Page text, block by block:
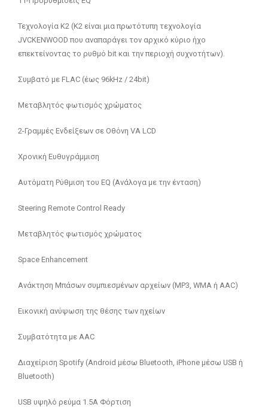
Τεχνολογία K2 (K2 είναι μια πρωτότυπη τεχνολογία
JVCKENWOOD που αναπαράγει τον αρχικό κύριο ήχο
επεκτείνοντας το ρυθμό bit και την περιοχή συχνοτήτων).
Συμβατό με FLAC (έως 96kHz / 24bit)
Μεταβλητός φωτισμός χρώματος
2-Γραμμές Ενδείξεων σε Οθόνη VA LCD
Χρονική Ευθυγράμμιση
Αυτόματη Ρύθμιση του EQ (Ανάλογα με την ένταση)
Steering Remote Control Ready
Μεταβλητός φωτισμός χρώματος
Space Enhancement
Ανάκτηση Μπάσων συμπιεσμένων αρχείων (MP3, WMA ή AAC)
Εικονική ανύψωση της θέσης των ηχείων
Συμβατότητα με AAC
Διαχείριση Spotify (Android μέσω Bluetooth, iPhone μέσω USB ή
Bluetooth)
USB υψηλό ρεύμα 1.5A Φόρτιση